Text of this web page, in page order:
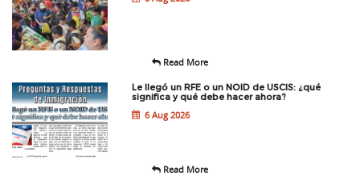
Read More
Le llegó un RFE o un NOID de USCIS: ¿qué
significa y qué debe hacer ahora?
6 Aug 2026
Read More